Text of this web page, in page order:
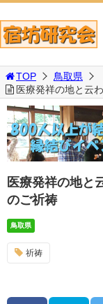
TOP
鳥取県
医療発祥の地と云
医療発祥の地と
のご祈祷
鳥取県
祈祷